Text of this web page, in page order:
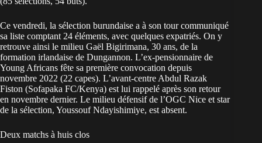
Ce vendredi, la sélection burundaise a à son tour communiqué
sa liste comptant 24 éléments, avec quelques expatriés. On y
retrouve ainsi le milieu Gaël Bigirimana, 30 ans, de la
formation irlandaise de Dungannon. L’ex-pensionnaire de
Young Africans fête sa première convocation depuis
novembre 2022 (22 capes). L’avant-centre Abdul Razak
Fiston (Sofapaka FC/Kenya) est lui rappelé après son retour
en novembre dernier. Le milieu défensif de l’OGC Nice et star
de la sélection, Youssouf Ndayishimiye, est absent.
Deux matchs à huis clos